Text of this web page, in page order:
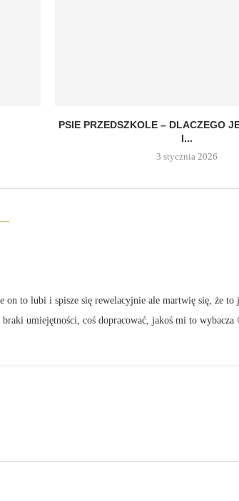
PSIE PRZEDSZKOLE – DLACZEGO
I...
3 stycznia 2026
to lubi i spisze się rewelacyjnie ale martwię się, że to
umiejętności, coś dopracować, jakoś mi to